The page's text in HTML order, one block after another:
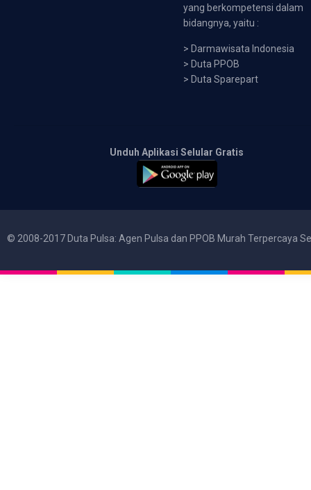
yang berkompetensi dalam
bidangnya, yaitu :
> Darmawisata Indonesia
> Duta PPOB
> Duta Sparepart
Unduh Aplikasi Selular Gratis
© 2008-2017 Duta Pulsa: Agen Pulsa dan PPOB Murah Terpercaya